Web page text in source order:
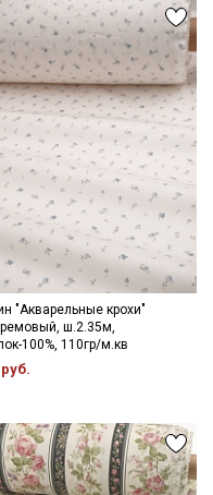
от оригинального
вашего монитора и в
"Акварельные крохи"
ш.2.35м,
100%, 110гр/м.кв
30% на узкие
персональных
персональных